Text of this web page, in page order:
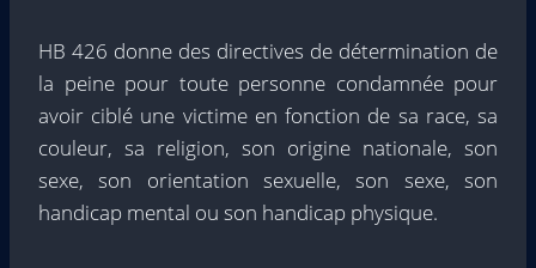
HB 426 donne des directives de détermination de
la peine pour toute personne condamnée pour
avoir ciblé une victime en fonction de sa race, sa
couleur, sa religion, son origine nationale, son
sexe, son orientation sexuelle, son sexe, son
handicap mental ou son handicap physique.